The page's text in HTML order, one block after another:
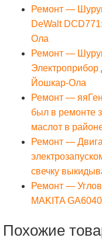
Ремонт —
DeWalt
Ола
Ремонт —
Йошкар-Ола
Ремонт —
был в ремонте
маслот в
Ремонт —
свечку
Ремонт —
MAKITA
Похожие